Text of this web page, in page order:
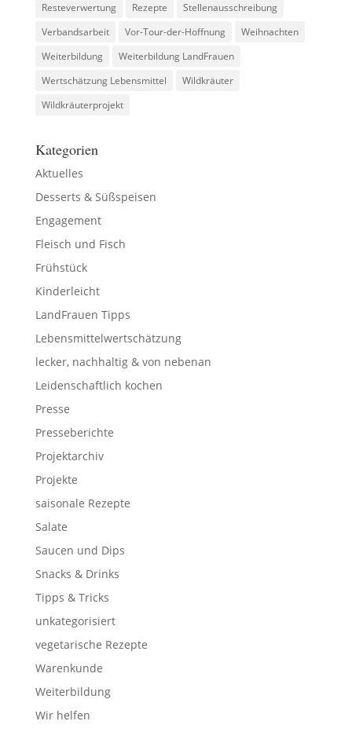
Resteverwertung
Rezepte
Stellenausschreibung
Verbandsarbeit
Vor-Tour-der-Hoffnung
Weihnachten
Weiterbildung
Weiterbildung LandFrauen
Wertschätzung Lebensmittel
Wildkräuter
Wildkräuterprojekt
Kategorien
Aktuelles
Desserts & Süßspeisen
Engagement
Fleisch und Fisch
Frühstück
Kinderleicht
LandFrauen Tipps
Lebensmittelwertschätzung
lecker, nachhaltig & von nebenan
Leidenschaftlich kochen
Presse
Presseberichte
Projektarchiv
Projekte
saisonale Rezepte
Salate
Saucen und Dips
Snacks & Drinks
Tipps & Tricks
unkategorisiert
vegetarische Rezepte
Warenkunde
Weiterbildung
Wir helfen